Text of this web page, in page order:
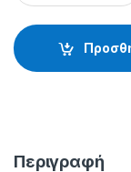
Περιγραφή